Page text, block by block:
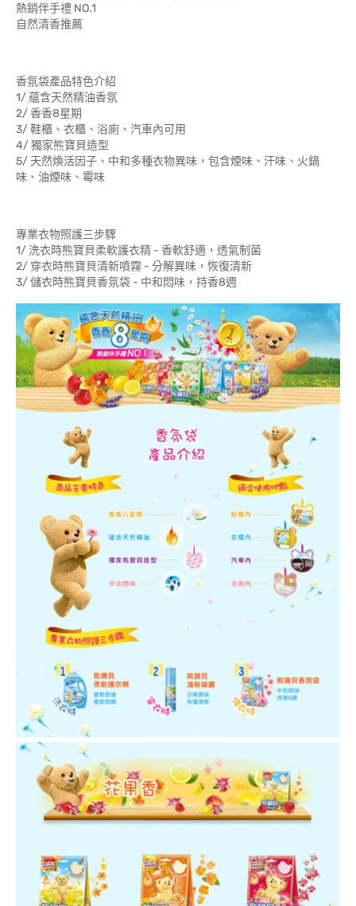
熱銷伴手禮 NO.1
自然清香推薦
香氛袋產品特色介紹
1/ 蘊含天然精油香氛
2/ 香香8星期
3/ 鞋櫃、衣櫃、浴廁、汽車內可用
4/ 獨家熊寶貝造型
5/ 天然煥活因子、中和多種衣物異味，包含煙味、汗味、火鍋
味、油煙味、霉味
專業衣物照護三步驟
1/ 洗衣時熊寶貝柔軟護衣精 - 香軟舒適，透氣制菌
2/ 穿衣時熊寶貝清新噴霧 - 分解異味，恢復清新
3/ 儲衣時熊寶貝香氛袋 - 中和悶味，持香8週